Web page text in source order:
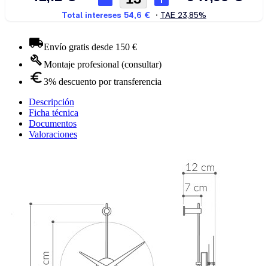
Envío gratis desde 150 €
Montaje profesional (consultar)
3% descuento por transferencia
Descripción
Ficha técnica
Documentos
Valoraciones